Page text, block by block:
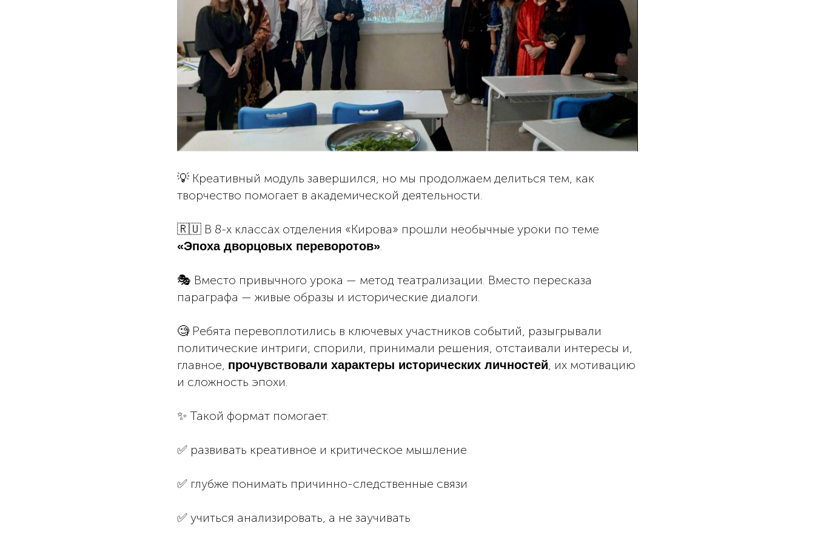
💡 Креативный модуль завершился, но мы продолжаем делиться тем, как
творчество помогает в академической деятельности.
🇷🇺 В 8-х классах отделения «Кирова» прошли необычные уроки по теме
«Эпоха дворцовых переворотов»
🎭 Вместо привычного урока — метод театрализации. Вместо пересказа
параграфа — живые образы и исторические диалоги.
🧐 Ребята перевоплотились в ключевых участников событий, разыгрывали
политические интриги, спорили, принимали решения, отстаивали интересы и,
главное, прочувствовали характеры исторических личностей , их мотивацию
и сложность эпохи.
✨ Такой формат помогает:
✅ развивать креативное и критическое мышление
✅ глубже понимать причинно-следственные связи
✅ учиться анализировать, а не заучивать